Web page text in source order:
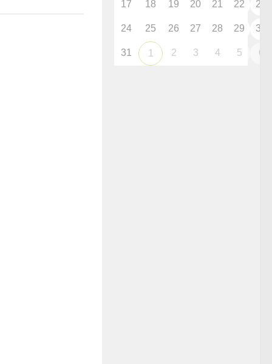
17 18 19 20 21 22 23
24 25 26 27 28 29 30
31 1 2 3 4 5 6